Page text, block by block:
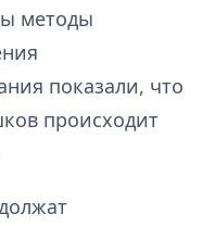
методы
показали, что
происходит